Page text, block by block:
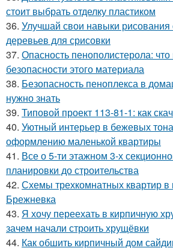
стоит выбрать отделку пластиком
36. Улучшай свои навыки
деревьев для срисовки
37. Опасность пенополистерола:
безопасности этого материала
38. Безопасность пеноплекса в
нужно знать
39. Типовой проект 113-81-1: как
40. Уютный интерьер в бежевых
оформлению маленькой квартиры
41. Все о 5-ти этажном 3-х
планировки до строительства
42. Схемы трехкомнатных квартир
Брежневка
43. Я хочу переехать в кирпичную
зачем начали строить хрущёвки
44. Как обшить кирпичный дом